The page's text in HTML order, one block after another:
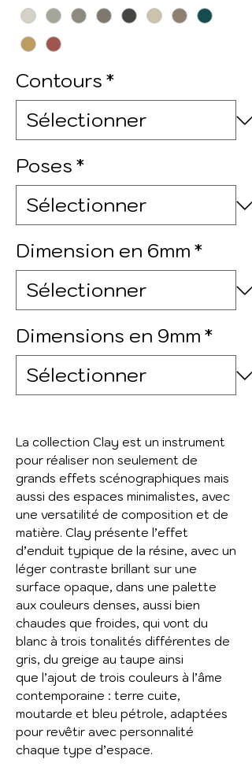
Contours*
Poses*
Dimension en 6mm*
Dimensions en 9mm*
La collection Clay est un instrument
pour réaliser non seulement de
grands effets scénographiques mais
aussi des espaces minimalistes, avec
une versatilité de composition et de
matière. Clay présente l’effet
d’enduit typique de la résine, avec un
léger contraste brillant sur une
surface opaque, dans une palette
aux couleurs denses, aussi bien
chaudes que froides, qui vont du
blanc à trois tonalités différentes de
gris, du greige au taupe ainsi
que l’ajout de trois couleurs à l’âme
contemporaine : terre cuite,
moutarde et bleu pétrole, adaptées
pour revêtir avec personnalité
chaque type d’espace.